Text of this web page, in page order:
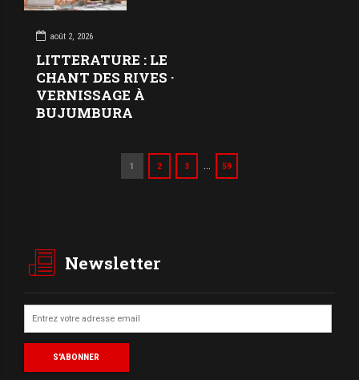
août 2, 2026
LITTERATURE : LE
CHANT DES RIVES ·
VERNISSAGE À
BUJUMBURA
1 2 3 … 59
Newsletter